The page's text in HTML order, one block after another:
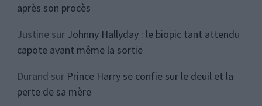
après son procès
Justinesur Johnny Hallyday : le biopic tant attendu
capote avant même la sortie
Durand sur Prince Harry se confie sur le deuil et la
perte de sa mère